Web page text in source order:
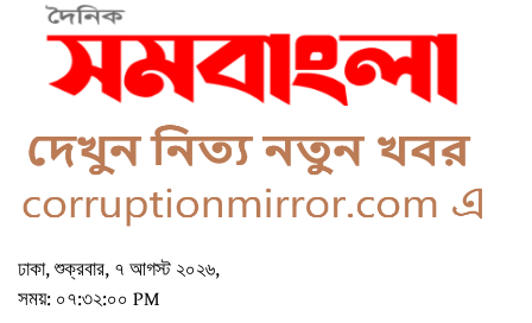
ঢাকা, শুক্রবার, ৭ আগস্ট ২০২৬,
সময়: ০৭:৩২:০০ PM